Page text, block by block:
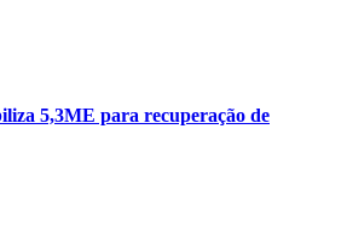
5,3ME para recuperação de